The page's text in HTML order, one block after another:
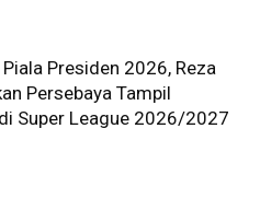
Presiden 2026, Reza
Persebaya Tampil
Super League 2026/2027